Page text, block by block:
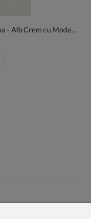
Bolero Elegant pentru Fetițe Malena - Alb Crem cu Model Floral